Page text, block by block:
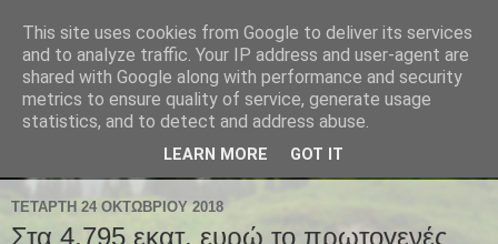
ΤΕΤΆΡΤΗ 24 ΟΚΤΩΒΡΊΟΥ 2018
Στα 4.795 εκατ. ευρώ το πρωτογενές
This site uses cookies from Google to deliver its services
and to analyze traffic. Your IP address and user-agent are
shared with Google along with performance and security
metrics to ensure quality of service, generate usage
statistics, and to detect and address abuse.
LEARN MORE GOT IT